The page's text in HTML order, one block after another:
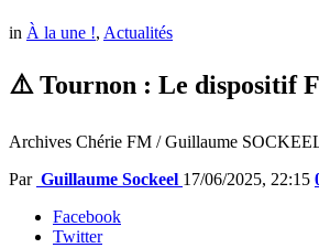
in À la une !, Actualités
⚠️ Tournon : Le dispositif
Archives Chérie FM / Guillaume
Par Guillaume Sockeel 17/06/2025, 22:15
Facebook
Twitter